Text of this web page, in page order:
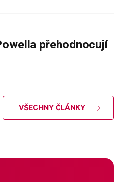
přehodnocují
VŠECHNY ČLÁNKY